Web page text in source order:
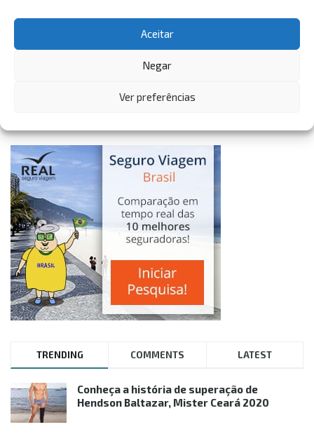
Aceitar
Negar
Ver preferências
TRENDING COMMENTS LATEST
Conheça a história de superação de
Hendson Baltazar, Mister Ceará 2020